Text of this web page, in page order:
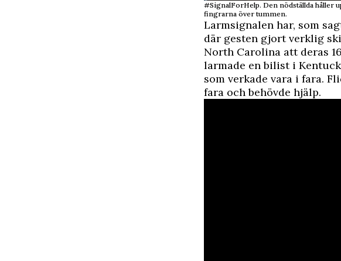
#SignalForHelp. Den nödställda håller
fingrarna över tummen.
Larmsignalen har, som
där gesten gjort verklig
North Carolina att deras
larmade en bilist i
som verkade vara i fara.
fara och behövde hjälp.